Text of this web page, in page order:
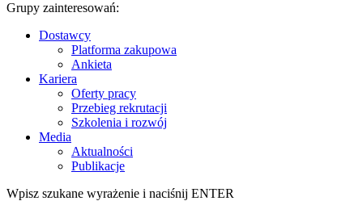
Grupy zainteresowań:
Dostawcy
Platforma zakupowa
Ankieta
Kariera
Oferty pracy
Przebieg rekrutacji
Szkolenia i rozwój
Media
Aktualności
Publikacje
Wpisz szukane wyrażenie i naciśnij ENTER